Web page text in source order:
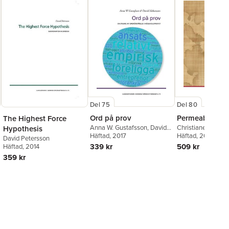
The Highest Force
Hypothesis
David Petersson
Häftad, 2014
359 kr
Del 75
Ord på prov
Anna W. Gustafsson, David
Håkansson
Häftad, 2017
339 kr
Del 80
Permeable
Christiane Muller
Häftad, 2019
509 kr